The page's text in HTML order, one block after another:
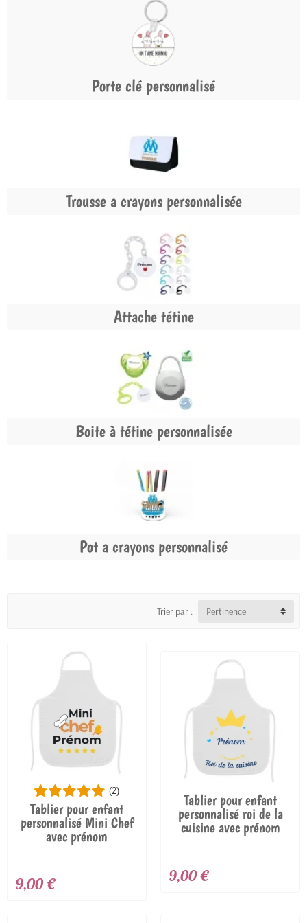
Porte clé personnalisé
Trousse a crayons personnalisée
Attache tétine
Boite à tétine personnalisée
Pot a crayons personnalisé
Trier par : Pertinence
(2)
Tablier pour enfant
personnalisé Mini Chef
avec prénom
9,00 €
Tablier pour enfant
personnalisé roi de la
cuisine avec prénom
9,00 €